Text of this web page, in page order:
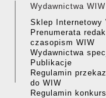
Wydawnictwa WIW
Sklep Internetowy
Prenumerata
czasopism WIW
Wydawnictwa
Publikacje
Regulamin
do WIW
Regulamin